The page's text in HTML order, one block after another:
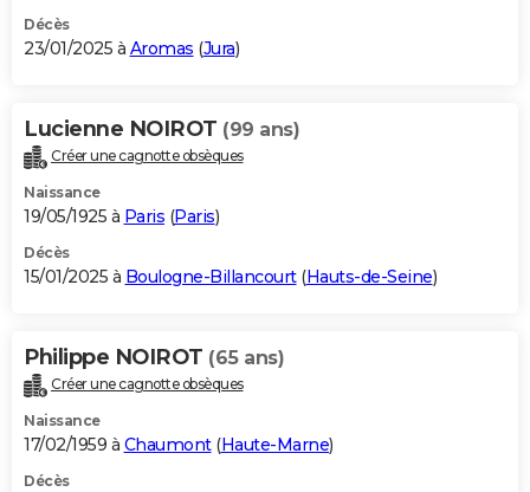
Décès
23/01/2025 à Aromas (Jura)
Lucienne NOIROT (99 ans)
Créer une cagnotte obsèques
Naissance
19/05/1925 à Paris (Paris)
Décès
15/01/2025 à Boulogne-Billancourt(Hauts-de-Seine)
Philippe NOIROT (65 ans)
Créer une cagnotte obsèques
Naissance
17/02/1959 à Chaumont(Haute-Marne)
Décès